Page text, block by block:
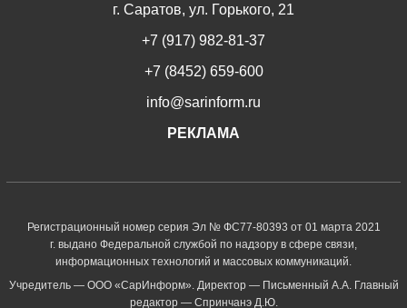
г. Саратов, ул. Горького, 21
+7 (917) 982-81-37
+7 (8452) 659-600
info@sarinform.ru
РЕКЛАМА
Регистрационный номер серия Эл № ФС77-80393 от 01 марта 2021
г. выдано Федеральной службой по надзору в сфере связи,
информационных технологий и массовых коммуникаций.
Учредитель — ООО «СарИнформ». Директор — Письменный А.А. Главный
редактор — Спринчанэ Д.Ю.